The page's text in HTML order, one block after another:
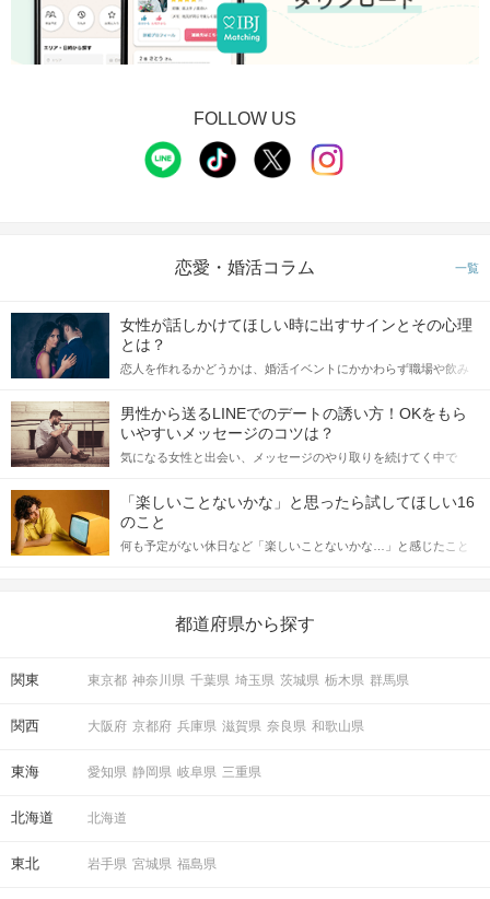
FOLLOW US
恋愛・婚活コラム 一覧
女性が話しかけてほしい時に出すサインとその心理
とは？
恋人を作れるかどうかは、婚活イベントにかかわらず職場や飲み
てアプローチできるかにも左右されます。 これから恋人作りを本
格的に始めようとしている方は、女性が異性を求めて出すサイン
をしっかりと理解し、正しい行動に移せるかどうかが重要。 この
記事では、女性が話しかけて欲しい時に出すサインとその心理を
合にどのような行動に繋げるべきかをご紹介していきます。
男性から送るLINEでのデートの誘い方！OKをもら
いやすいメッセージのコツは？
気になる女性と出会い、メッセージのやり取りを続けてく中で
しかし、中には「どう誘ったらいいの？」とお困りの男性もいら
っしゃるのではないでしょうか。 そこで今回は、男性から女性へ
送るLINEでのデートの誘い方のコツをご紹介します。例文も混じ
えながら解説するので、ぜひ参考にしてください。
「楽しいことないかな」と思ったら試してほしい16
のこと
何も予定がない休日など「楽しいことないかな…」と感じたこと
の楽しいことアイデアを集めました♪ いままさに楽しいことを探し
都道府県から探す
関東 東京都 神奈川県 千葉県 埼玉県 茨城県 栃木県 群馬県
関西 大阪府 京都府 兵庫県 滋賀県 奈良県 和歌山県
東海 愛知県 静岡県 岐阜県 三重県
北海道 北海道
東北 岩手県 宮城県 福島県